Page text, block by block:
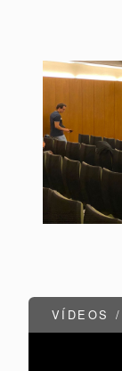
VÍDEOS